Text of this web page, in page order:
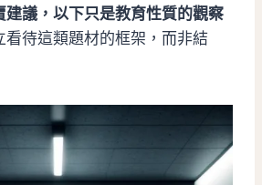
建議，以下只是教育性質的觀察
看待這類題材的框架，而非結